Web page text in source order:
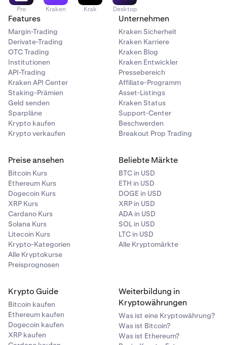
Pro Kraken Krak Desktop
Features
Margin-Trading
Derivate-Trading
OTC Trading
Institutionen
API-Trading
Kraken API Center
Staking-Prämien
Geld senden
Sparpläne
Krypto kaufen
Krypto verkaufen
Unternehmen
Kraken Sicherheit
Kraken Karriere
Kraken Blog
Kraken Entwickler
Pressebereich
Affiliate-Programm
Asset-Listings
Kraken Status
Support-Center
Beschwerden
Breakout Prop Trading
Preise ansehen
Bitcoin Kurs
Ethereum Kurs
Dogecoin Kurs
XRP Kurs
Cardano Kurs
Solana Kurs
Litecoin Kurs
Krypto-Kategorien
Alle Kryptokurse
Preisprognosen
Beliebte Märkte
BTC in USD
ETH in USD
DOGE in USD
XRP in USD
ADA in USD
SOL in USD
LTC in USD
Alle Kryptomärkte
Krypto Guide
Bitcoin kaufen
Ethereum kaufen
Dogecoin kaufen
XRP kaufen
Weiterbildung in
Kryptowährungen
Was ist eine Kryptowährung?
Was ist Bitcoin?
Was ist Ethereum?